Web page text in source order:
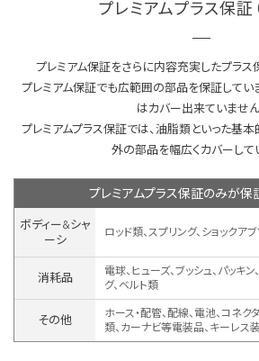
プレミアムプラス保証
プレミアム保証をさらに内容充実したプラス
プレミアム保証でも広範囲の部品を保証してい
はカバー出来ていません
プレミアムプラス保証では、油脂類といった基
外の部品を幅広くカバーして
プレミアムプラス保証のみが保
ボディー&シャ
ーシ
ロッド類、スプリング、ショックア
消耗品
電球、ヒューズ、ブッシュ、パッキン
グ、ベルト類
その他
ホース・配管、配線、電池、コネク
類、カーナビ等電装品、キーレス装